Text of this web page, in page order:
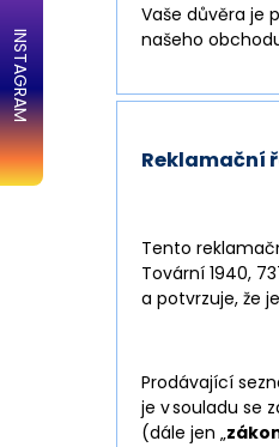
INSTAGRAM
Vaše důvěra je
našeho
Reklamační
Tento
Tovární 1940,
a potvrzuje, že
Prodávající
je v souladu se
(dále jen „